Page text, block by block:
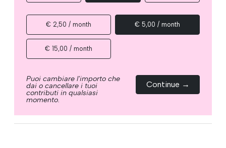
€ 2,50 / month € 5,00 / month
€ 15,00 / month
Puoi cambiare l'importo che
dai o cancellare i tuoi
contributi in qualsiasi
momento.
Continue →